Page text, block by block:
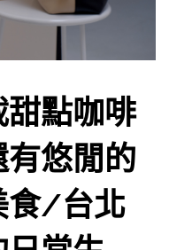
甜點咖啡
悠閒的
食/台北